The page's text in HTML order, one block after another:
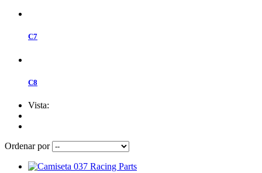
C7
C8
Vista:
Ordenar por